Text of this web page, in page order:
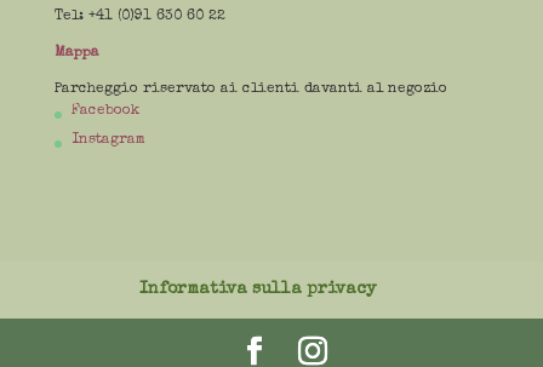
Tel: +41 (0)91 630 60 22
Mappa
Parcheggio riservato ai clienti davanti al negozio
Facebook
Instagram
Informativa sulla privacy